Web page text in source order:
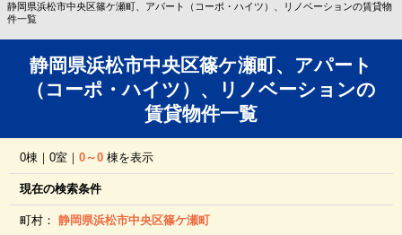
静岡県浜松市中央区篠ケ瀬町、アパート（コーポ・ハイツ）、リノベーションの賃貸物
件一覧
静岡県浜松市中央区篠ケ瀬町、アパート
（コーポ・ハイツ）、リノベーションの
賃貸物件一覧
0棟｜0室｜0～0 棟を表示
現在の検索条件
町村：静岡県浜松市中央区篠ケ瀬町